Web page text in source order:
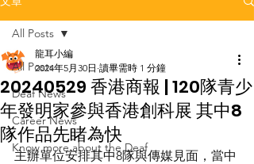
All Posts
Deaf News
Career News
Know more about the Deaf
All Posts
20240529 香港商報 | 120隊青少
年發明家參與香港創科展 其中8
隊作品先睹為快
龍耳小編
2024年5月30日 讀畢需時 1 分鐘
主辦單位安排其中8隊與傳媒見面，當中